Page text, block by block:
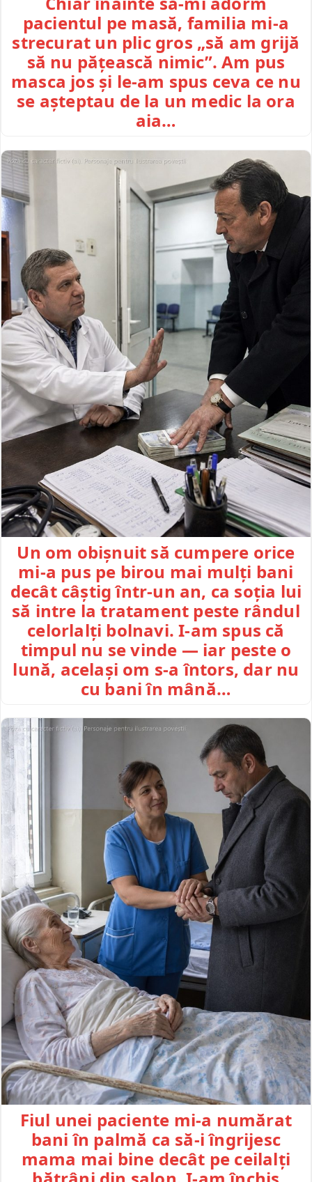
pacientul pe masă, familia mi-a
strecurat un plic gros „să am grijă
să nu pățească nimic”. Am pus
masca jos și le-am spus ceva ce nu
se așteptau de la un medic la ora
aia…
Un om obișnuit să cumpere orice
mi-a pus pe birou mai mulți bani
decât câștig într-un an, ca soția lui
să intre la tratament peste rândul
celorlalți bolnavi. I-am spus că
timpul nu se vinde — iar peste o
lună, același om s-a întors, dar nu
cu bani în mână…
Fiul unei paciente mi-a numărat
bani în palmă ca să-i îngrijesc
mama mai bine decât pe ceilalți